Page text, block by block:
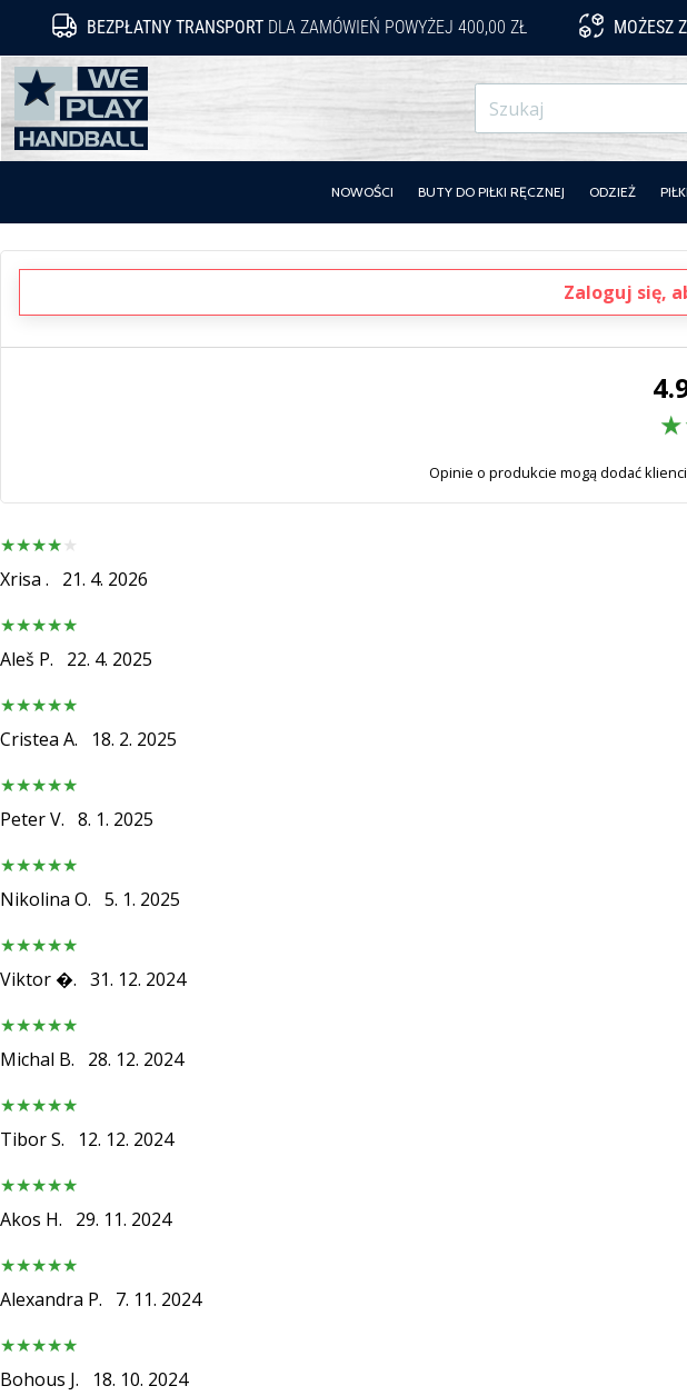
BEZPŁATNY TRANSPORT DLA ZAMÓWIEŃ POWYŻEJ 400,00 ZŁ MOŻESZ
WePlayHandball.pl
NOWOŚCI BUTY DO PIŁKI RĘCZNEJ ODZIEŻ PIŁKI
Zaloguj się,
Opinie o produkcie mogą dodać
Xrisa . 21. 4. 2026
Aleš P. 22. 4. 2025
Cristea A. 18. 2. 2025
Peter V. 8. 1. 2025
Nikolina O. 5. 1. 2025
Viktor �. 31. 12. 2024
Michal B. 28. 12. 2024
Tibor S. 12. 12. 2024
Akos H. 29. 11. 2024
Alexandra P. 7. 11. 2024
Bohous J. 18. 10. 2024